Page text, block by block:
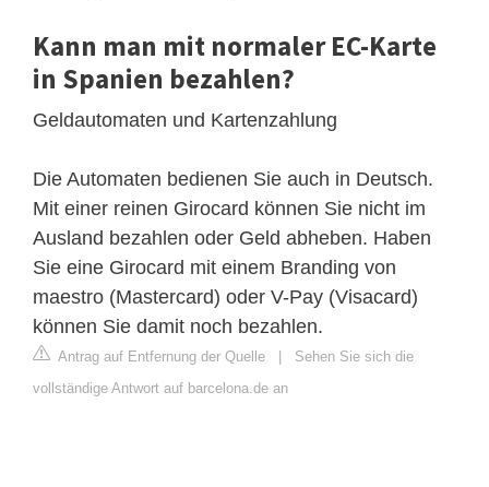
Kann man mit normaler EC-Karte
in Spanien bezahlen?
Geldautomaten und Kartenzahlung
Die Automaten bedienen Sie auch in Deutsch.
Mit einer reinen Girocard können Sie nicht im
Ausland bezahlen oder Geld abheben. Haben
Sie eine Girocard mit einem Branding von
maestro (Mastercard) oder V-Pay (Visacard)
können Sie damit noch bezahlen.
Antrag auf Entfernung der Quelle | Sehen Sie sich die
vollständige Antwort auf barcelona.de an